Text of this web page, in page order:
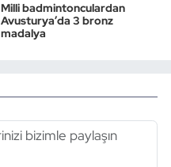
Milli badmintonculardan
Avusturya’da 3 bronz
madalya